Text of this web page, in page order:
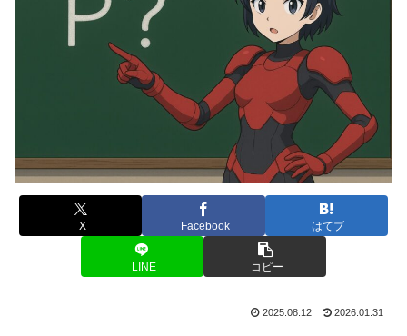
X Facebook はてブ
LINE コピー
2025.08.12 2026.01.31